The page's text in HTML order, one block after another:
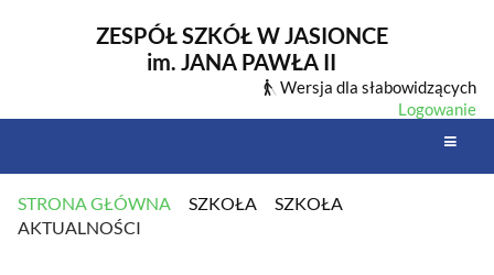
ZESPÓŁ SZKÓŁ W JASIONCE
im. JANA PAWŁA II
Wersja dla słabowidzących
Logowanie
STRONA GŁÓWNA SZKOŁA
SZKOŁA
AKTUALNOŚCI